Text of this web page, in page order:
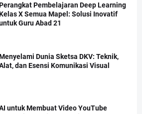
Pembelajaran Deep Learning
X Semua Mapel: Solusi Inovatif
Guru Abad 21
Dunia Sketsa DKV: Teknik,
dan Esensi Komunikasi Visual
untuk Membuat Video YouTube